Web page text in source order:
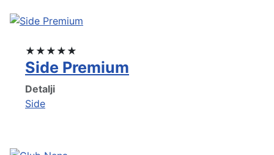
★★★★★
Side Premium
Detalji
Side